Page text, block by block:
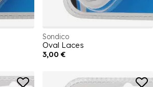
Sondico
Oval Laces
3,00 €